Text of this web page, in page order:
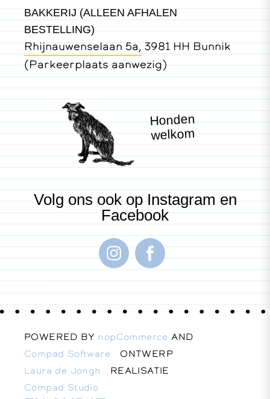
BAKKERIJ (ALLEEN AFHALEN
BESTELLING)
Rhijnauwenselaan 5a, 3981 HH Bunnik
(Parkeerplaats aanwezig)
Honden
welkom
Volg ons ook op Instagram en
Facebook
POWERED BY nopCommerce AND
Compad SoftwareONTWERP
Laura de Jongh REALISATIE
Compad Studio